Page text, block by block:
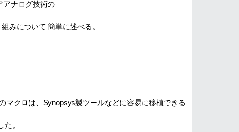
ナログ技術の
について 簡単に述べる。
クロは、Synopsys製ツールなどに容易に移植できる
。